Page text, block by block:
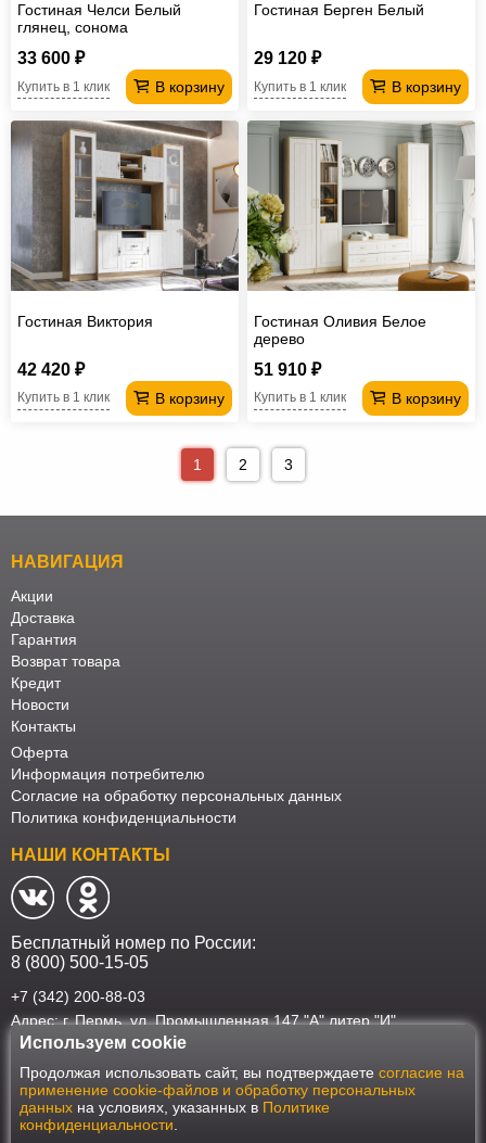
Гостиная Челси Белый
глянец, сонома
33 600 ₽
В корзину
Купить в 1 клик
Гостиная Берген Белый
29 120 ₽
В корзину
Купить в 1 клик
Гостиная Виктория
42 420 ₽
В корзину
Купить в 1 клик
Гостиная Оливия Белое
дерево
51 910 ₽
В корзину
Купить в 1 клик
1 2 3
НАВИГАЦИЯ
Акции
Доставка
Гарантия
Возврат товара
Кредит
Новости
Контакты
Оферта
Информация потребителю
Согласие на обработку персональных данных
Политика конфиденциальности
НАШИ КОНТАКТЫ
Бесплатный номер по России:
8 (800) 500-15-05
+7 (342) 200-88-03
Адрес: г. Пермь, ул. Промышленная 147 "А" литер "И"
Наш интернет-магазин работает в соответствии с требованиями
Федерального закона от 27 июля 2006 года №152-ФЗ "О персональных
данных". Оформить заказ на сайте Мебеласка возможно только при
наличии согласия на обработку Ваших персональных данных. Для
улучшения работы сайта и его взаимодействия с пользователями мы
Используем cookie
Продолжая использовать сайт, вы подтверждаете согласие на
применение cookie-файлов и обработку персональных
данных на условиях, указанных в Политике
конфиденциальности